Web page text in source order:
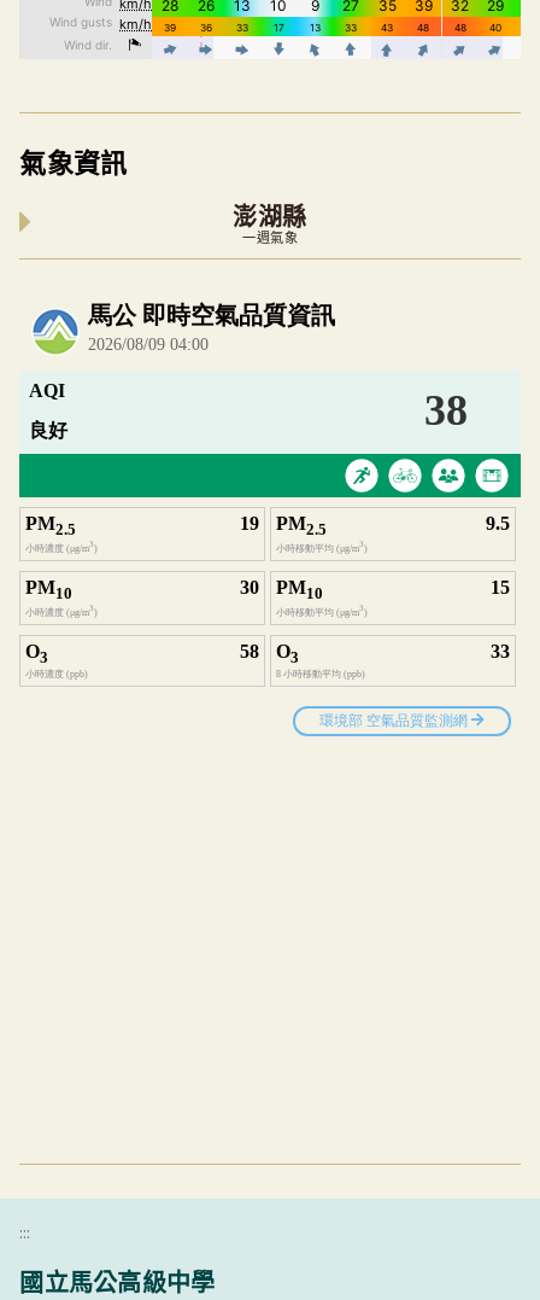
氣象資訊
澎湖縣
一週氣象
內嵌空氣品質小工具為視覺預覽，完整即時空
:::
國立馬公高級中學